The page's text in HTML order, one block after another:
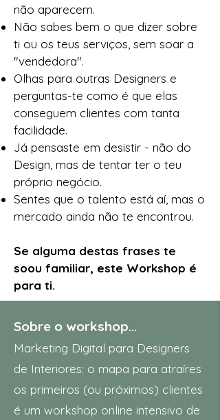
não aparecem.
Não sabes bem o que dizer sobre
ti ou os teus serviços, sem soar a
"vendedora".
Olhas para outras Designers e
perguntas-te como é que elas
conseguem clientes com tanta
facilidade.
Já pensaste em desistir - não do
Design, mas de tentar ter o teu
próprio negócio.
Sentes que o talento está aí, mas o
mercado ainda não te encontrou.​
Se alguma destas frases te
soou familiar, este Workshop é
para ti.
Sobre o workshop...
Marketing Digital para Designers
de Interiores: o mapa para atraíres
os primeiros (ou próximos) clientes
é um workshop online intensivo de